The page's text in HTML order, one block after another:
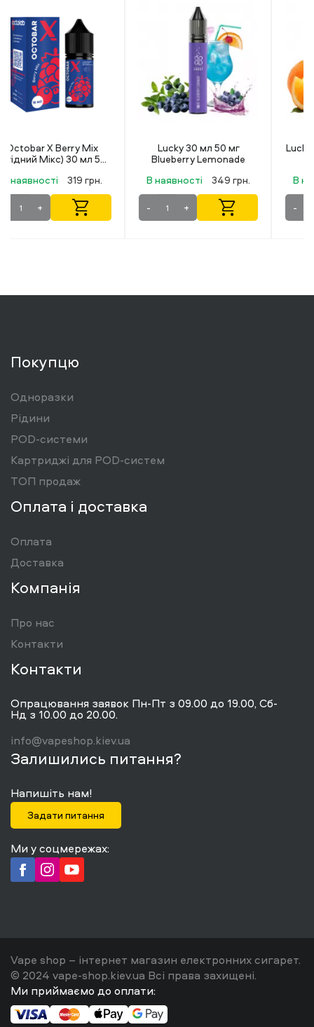
Lucky 30 мл 50 мг
Blueberry Lemonade
В наявності 349 грн.
+
Lucky 30 мл 50 мг Orange
lemonade
В наявності 349 грн.
+
Покупцю
Одноразки
Рідини
POD-системи
Картриджі для POD-систем
ТОП продаж
Оплата і доставка
Оплата
Доставка
Компанія
Про нас
Контакти
Контакти
Опрацювання заявок Пн-Пт з 09.00 до 19.00, Сб-
Нд з 10.00 до 20.00.
info@vapeshop.kiev.ua
Залишились питання?
Напишіть нам!
Задати питання
Ми у соцмережах:
Vape shop – інтернет магазин електронних сигарет.
© 2024 vape-shop.kiev.ua Всі права захищені.
Ми приймаємо до оплати: